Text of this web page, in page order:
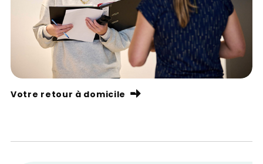
Votre retour à domicile